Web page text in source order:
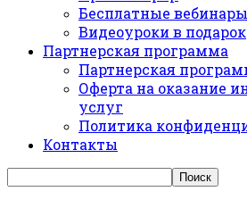
Бесплатные вебинары
Видеоуроки в подарок
Партнерская программа
Партнерская
Оферта на оказание
услуг
Политика
Контакты